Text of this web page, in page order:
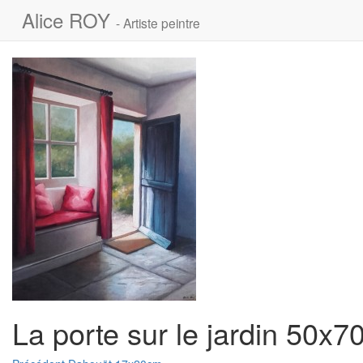
Alice ROY - Artiste peintre
La porte sur le jardin